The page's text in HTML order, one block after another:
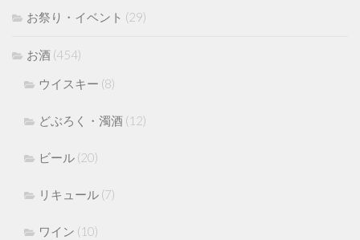
お祭り・イベント (29)
お酒 (454)
ウイスキー (8)
どぶろく・濁酒 (12)
ビール (20)
リキュール (7)
ワイン (10)